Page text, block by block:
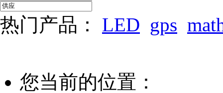
热门产品： LED gps
您当前的位置：